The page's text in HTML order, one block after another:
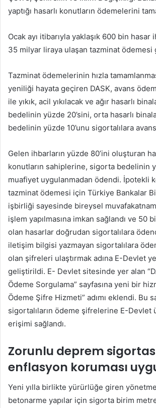
yaptığı hasarlı konutların ödemelerini
Ocak ayı itibarıyla yaklaşık 600 bin hasar
35 milyar liraya ulaşan tazminat
Tazminat ödemelerinin hızla
yeniliği hayata geçiren DASK, avans
ile yıkık, acil yıkılacak ve ağır hasarlı
bedelinin yüzde 20’sini, orta hasarlı
bedelinin yüzde 10’unu sigortalılara
Gelen ihbarların yüzde 80’ini oluşturan
konutların sahiplerine, sigorta bedelinin
muafiyet uygulanmadan ödendi. İpotekli
tazminat ödemesi için Türkiye Bankalar
işbirliği sayesinde bireysel
işlem yapılmasına imkan sağlandı ve 50
olan hasarlar doğrudan sigortalılara
iletişim bilgisi yazmayan sigortalılara
olan şifreleri ulaştırmak adına E-Devlet
geliştirildi. E- Devlet sitesinde yer alan
Ödeme Sorgulama” sayfasına yeni bir
Ödeme Şifre Hizmeti” adımı eklendi. Bu
sigortalıların ödeme şifrelerine E-Devlet
erişimi sağlandı.
Zorunlu deprem
enflasyon koruması
Yeni yılla birlikte yürürlüğe giren
betonarme yapılar için sigorta birim